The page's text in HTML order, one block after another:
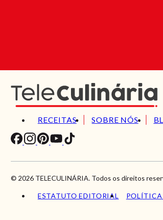
RECEITAS SOBRE NÓS
© 2026 TELECULINÁRIA. Todos os direitos
ESTATUTO EDITORIAL POLÍTICA